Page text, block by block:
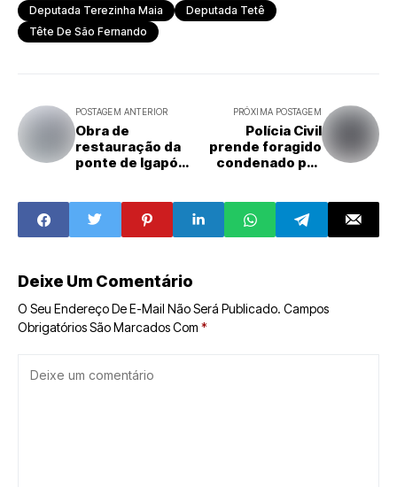
Deputada Terezinha Maia
Deputada Tetê
Tête De São Fernando
POSTAGEM ANTERIOR
Obra de
restauração da
ponte de Igapó
Dnit
PRÓXIMA POSTAGEM
Polícia Civil
prende foragido
condenado por
Deixe Um Comentário
O Seu Endereço De E-Mail Não Será Publicado. Campos
Obrigatórios São Marcados Com *